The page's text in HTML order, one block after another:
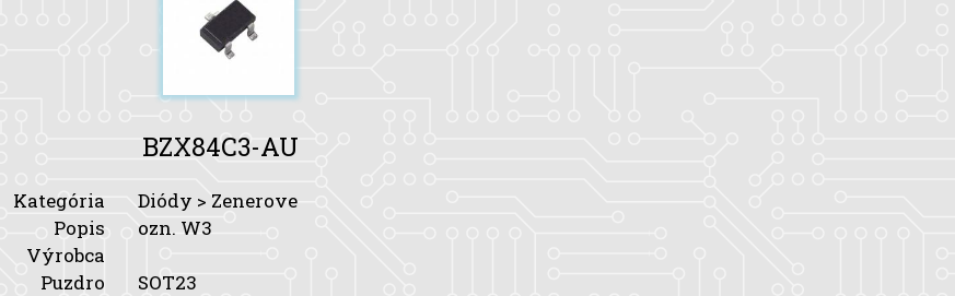
BZX84C3-AU
Kategória
Diódy > Zenerove
Popis
ozn. W3
Výrobca
Puzdro
SOT23